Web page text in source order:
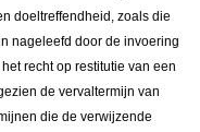
doeltreffendheid, zoals die
nageleefd door de invoering
recht op restitutie van een
de vervaltermijn van
die de verwijzende